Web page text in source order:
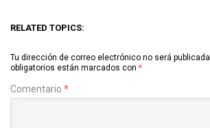
RELATED TOPICS:
Tu dirección de correo electrónico no será publicada.
obligatorios están marcados con *
Comentario *